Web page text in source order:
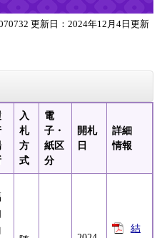
更新日：2024年12月4日更新
入
札
方
式
電
子・
紙区
分
開札
日
詳細
情報
結